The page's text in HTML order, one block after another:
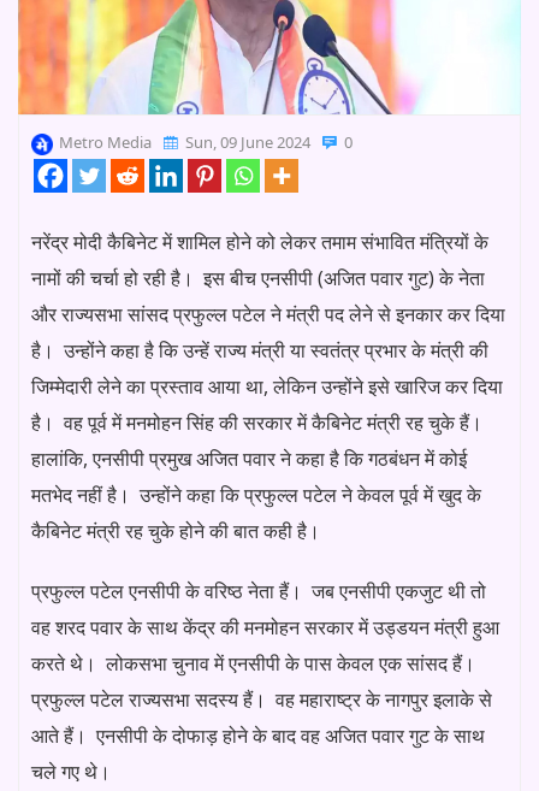
Metro Media Sun, 09 June 2024 0
नरेंद्र मोदी कैबिनेट में शामिल होने को लेकर तमाम संभावित मंत्रियों के
नामों की चर्चा हो रही है। इस बीच एनसीपी (अजित पवार गुट) के नेता
और राज्यसभा सांसद प्रफुल्ल पटेल ने मंत्री पद लेने से इनकार कर दिया
है। उन्होंने कहा है कि उन्हें राज्य मंत्री या स्वतंत्र प्रभार के मंत्री की
जिम्मेदारी लेने का प्रस्ताव आया था, लेकिन उन्होंने इसे खारिज कर दिया
है। वह पूर्व में मनमोहन सिंह की सरकार में कैबिनेट मंत्री रह चुके हैं।
हालांकि, एनसीपी प्रमुख अजित पवार ने कहा है कि गठबंधन में कोई
मतभेद नहीं है। उन्होंने कहा कि प्रफुल्ल पटेल ने केवल पूर्व में खुद के
कैबिनेट मंत्री रह चुके होने की बात कही है।
प्रफुल्ल पटेल एनसीपी के वरिष्ठ नेता हैं। जब एनसीपी एकजुट थी तो
वह शरद पवार के साथ केंद्र की मनमोहन सरकार में उड्डयन मंत्री हुआ
करते थे। लोकसभा चुनाव में एनसीपी के पास केवल एक सांसद हैं।
प्रफुल्ल पटेल राज्यसभा सदस्य हैं। वह महाराष्ट्र के नागपुर इलाके से
आते हैं। एनसीपी के दोफाड़ होने के बाद वह अजित पवार गुट के साथ
चले गए थे।